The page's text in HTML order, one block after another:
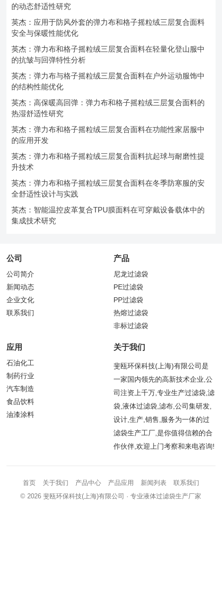
的动态舒适性研究
英杰：应用于防风外套的弹力布和格子摇粒绒三层复合面料
安全与保暖性能优化
英杰：弹力布和格子摇粒绒三层复合面料在轻量化登山服中
的抗皱与回弹特性分析
英杰：弹力布与格子摇粒绒三层复合面料在户外运动服饰中
的结构性能优化
英杰：高保暖高回弹：弹力布和格子摇粒绒三层复合面料的
热湿舒适性研究
英杰：弹力布和格子摇粒绒三层复合面料在功能性家居服中
的应用开发
英杰：弹力布和格子摇粒绒三层复合面料抗起球与耐磨性提
升技术
英杰：弹力布和格子摇粒绒三层复合面料在冬季防寒服的安
全舒适性设计与实践
英杰：智能温控皮革复合TPU膜面料在可穿戴设备载体中的
集成技术研究
公司
公司简介
新闻动态
企业文化
联系我们
产品
尼龙过滤袋
PE过滤袋
PP过滤袋
热熔过滤袋
非标过滤袋
应用
石油化工
制药行业
汽车制造
食品饮料
油漆涂料
关于我们
斐瓯环保科技(上海)有限公司是
一家国内领先的高新技术企业,公
司注资上千万,专业生产过滤袋,滤
袋,液体过滤袋,滤布,公司集研发,
设计,生产,销售,服务为一体的过
滤袋生产工厂,是你值得信赖的合
作伙伴,欢迎上门考察和来电咨询!
首页 关于我们 产品中心 产品应用 新闻列表
联系我们
© 2026斐瓯环保科技(上海)有限公司 · 专业液体过滤袋生产厂家